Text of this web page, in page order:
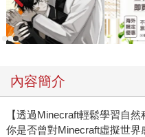
內容簡介
【透過Minecraft輕鬆學習自然
你是否曾對Minecraft虛擬世界